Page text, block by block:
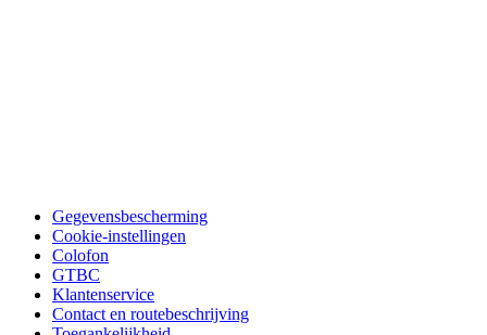
Gegevensbescherming
Cookie-instellingen
Colofon
GTBC
Klantenservice
Contact en routebeschrijving